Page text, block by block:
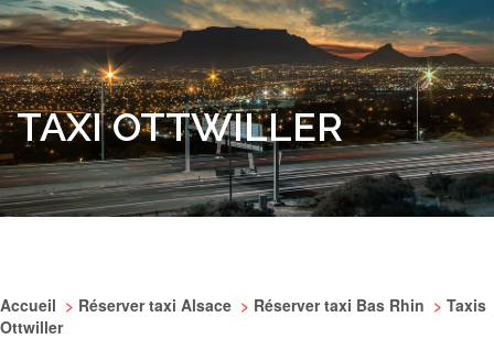
TAXI OTTWILLER
Accueil > Réserver taxi Alsace > Réserver taxi Bas Rhin > Taxis
Ottwiller